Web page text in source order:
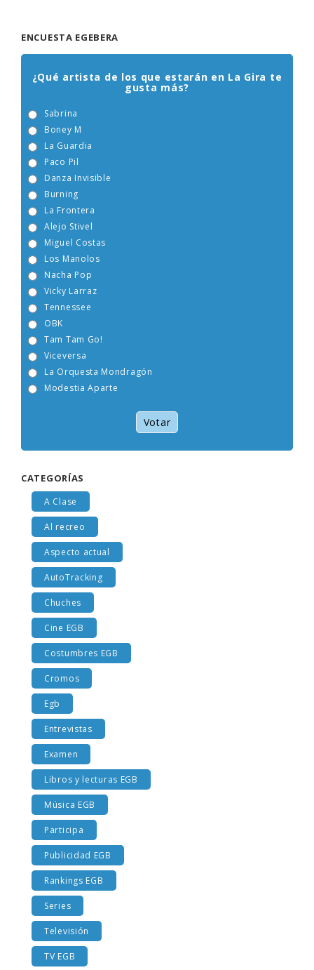
ENCUESTA EGEBERA
¿Qué artista de los que estarán en La Gira te
gusta más?
Sabrina
Boney M
La Guardia
Paco Pil
Danza Invisible
Burning
La Frontera
Alejo Stivel
Miguel Costas
Los Manolos
Nacha Pop
Vicky Larraz
Tennessee
OBK
Tam Tam Go!
Viceversa
La Orquesta Mondragón
Modestia Aparte
Votar
CATEGORÍAS
A Clase
Al recreo
Aspecto actual
AutoTracking
Chuches
Cine EGB
Costumbres EGB
Cromos
Egb
Entrevistas
Examen
Libros y lecturas EGB
Música EGB
Participa
Publicidad EGB
Rankings EGB
Series
Televisión
TV EGB